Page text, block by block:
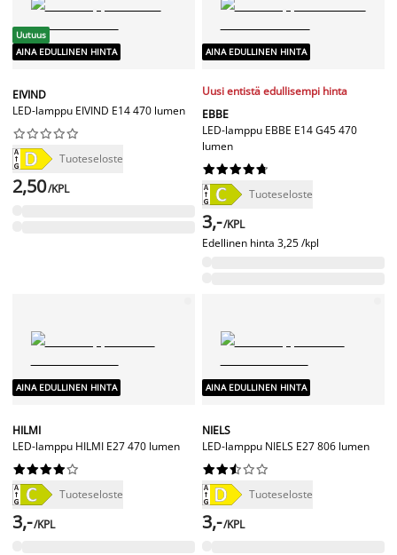
Uutuus
AINA EDULLINEN HINTA
EIVIND
LED-lamppu EIVIND E14 470 lumen






Tuoteseloste
2,50/KPL
AINA EDULLINEN HINTA
Uusi entistä edullisempi hinta
EBBE
LED-lamppu EBBE E14 G45 470
lumen






Tuoteseloste
3,-/KPL
Edellinen hinta 3,25 /kpl
AINA EDULLINEN HINTA
HILMI
LED-lamppu HILMI E27 470 lumen






Tuoteseloste
3,-/KPL
AINA EDULLINEN HINTA
NIELS
LED-lamppu NIELS E27 806 lumen






Tuoteseloste
3,-/KPL